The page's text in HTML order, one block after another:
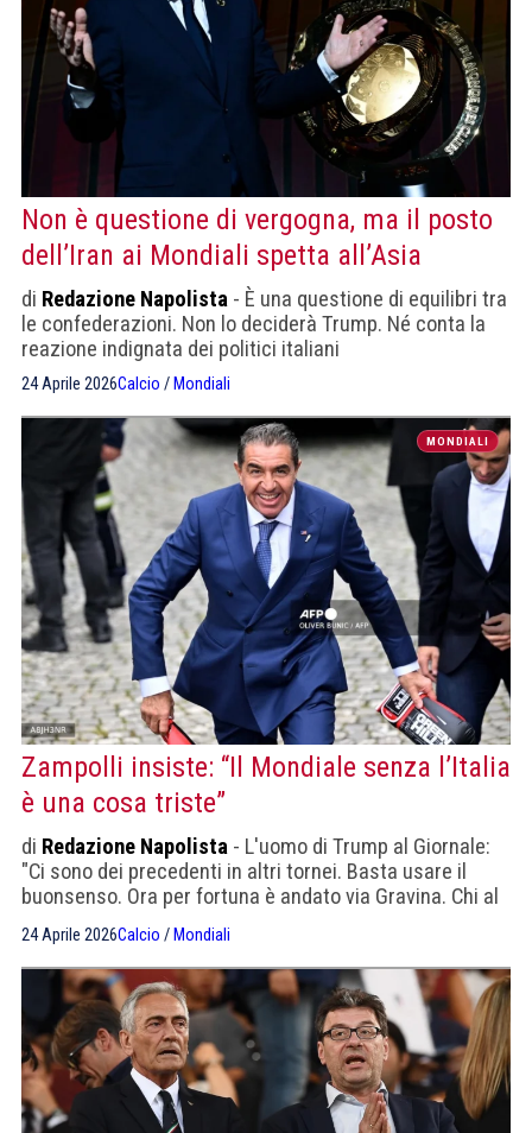
Non è questione di vergogna, ma il posto
dell’Iran ai Mondiali spetta all’Asia
di Redazione Napolista - È una questione di equilibri tra
le confederazioni. Non lo deciderà Trump. Né conta la
reazione indignata dei politici italiani
24 Aprile 2026Calcio / Mondiali
MONDIALI
Zampolli insiste: “Il Mondiale senza l’Italia
è una cosa triste”
di Redazione Napolista - L'uomo di Trump al Giornale:
"Ci sono dei precedenti in altri tornei. Basta usare il
buonsenso. Ora per fortuna è andato via Gravina. Chi al
24 Aprile 2026Calcio / Mondiali